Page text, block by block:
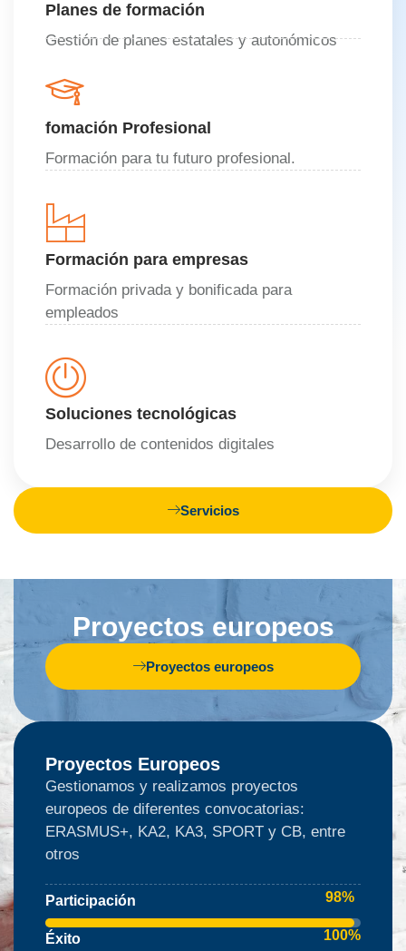
Planes de formación
Gestión de planes estatales y autonómicos
fomación Profesional
Formación para tu futuro profesional.
Formación para empresas
Formación privada y bonificada para
empleados
Soluciones tecnológicas
Desarrollo de contenidos digitales
Servicios
Proyectos europeos
Proyectos europeos
Proyectos Europeos
Gestionamos y realizamos proyectos
europeos de diferentes convocatorias:
ERASMUS+, KA2, KA3, SPORT y CB, entre
otros
Participación 98%
Éxito 100%